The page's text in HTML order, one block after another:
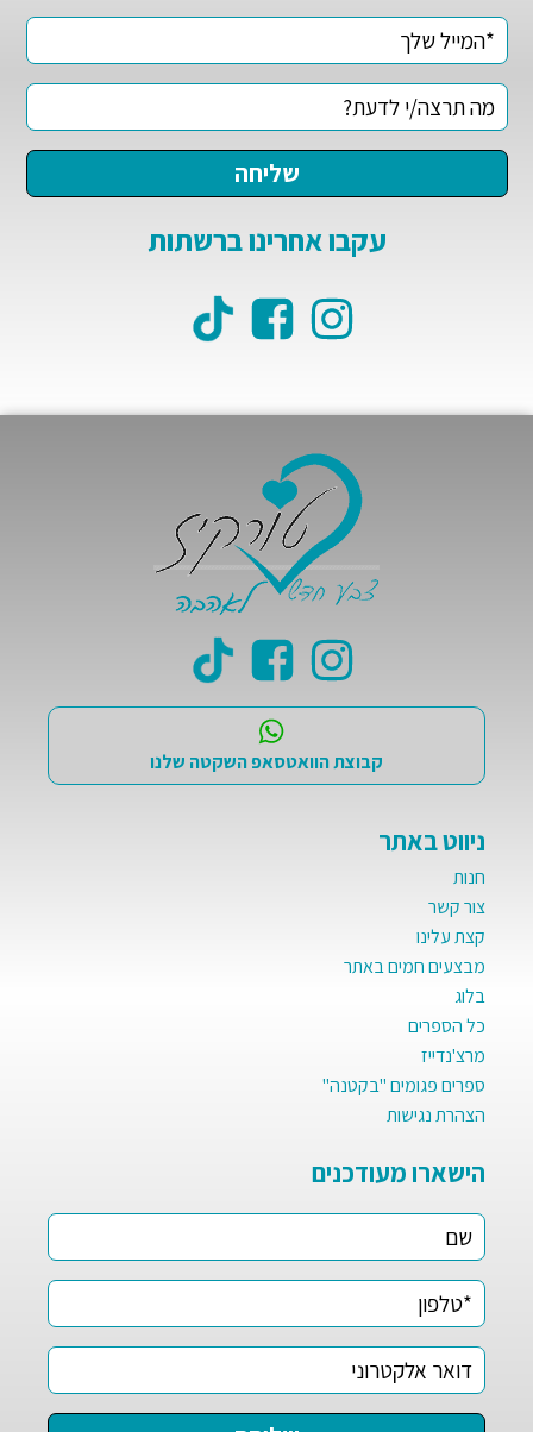
עקבו אחרינו ברשתות
קבוצת הוואטסאפ השקטה שלנו
ניווט באתר
חנות
צור קשר
קצת עלינו
מבצעים חמים באתר
בלוג
כל הספרים
מרצ'נדייז
ספרים פגומים "בקטנה"
הצהרת נגישות
הישארו מעודכנים